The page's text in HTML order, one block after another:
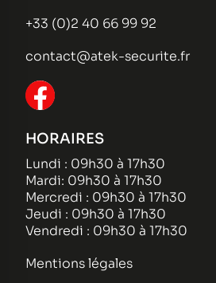
+33 (0)2 40 66 99 92
contact@atek-securite.fr
HORAIRES
Lundi : 09h30 à 17h30
Mardi: 09h30 à 17h30
Mercredi : 09h30 à 17h30
Jeudi : 09h30 à 17h30
Vendredi : 09h30 à 17h30
Mentions légales